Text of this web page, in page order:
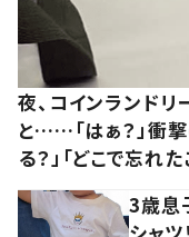
夜、コインランド
と……「はぁ？」衝撃
る？」「どこで忘れ
3歳息